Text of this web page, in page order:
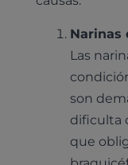
Narinas
Las
son
dificulta
que